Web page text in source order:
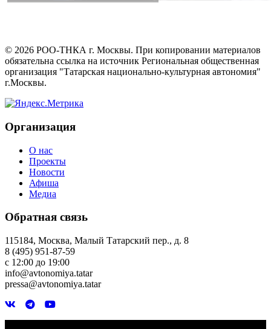
© 2026 РОО-ТНКА г. Москвы. При копировании материалов
обязательна ссылка на источник Региональная общественная
организация "Татарская национально-культурная автономия"
г.Москвы.
Организация
О нас
Проекты
Новости
Афиша
Медиа
Обратная связь
115184, Москва, Малый Татарский пер., д. 8
8 (495) 951-87-59
с 12:00 до 19:00
info@avtonomiya.tatar
pressa@avtonomiya.tatar